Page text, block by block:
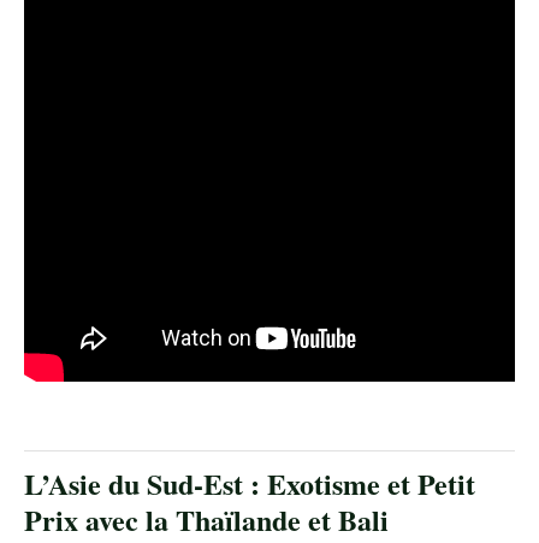
L’Asie du Sud-Est : Exotisme et Petit
Prix avec la Thaïlande et Bali